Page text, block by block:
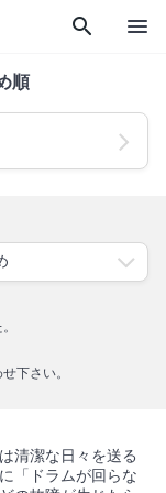
search menu
順
下さい。
清潔な日々を送る
「ドラムが回らな